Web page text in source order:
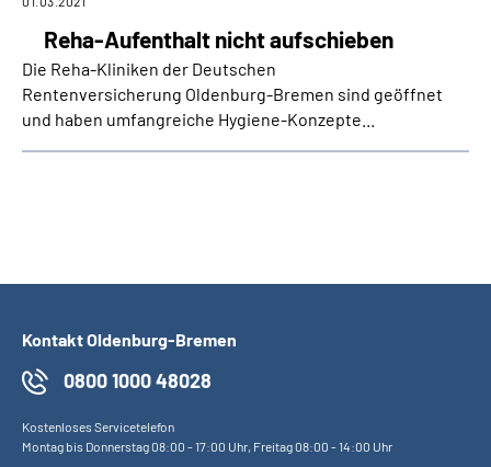
Reha-Aufenthalt nicht aufschieben
Die Reha-Kliniken der Deutschen
Rentenversicherung Oldenburg-Bremen sind geöffnet
und haben umfangreiche Hygiene-Konzepte...
Kontakt Oldenburg-Bremen
0800 1000 48028
Kostenloses Servicetelefon
Montag bis Donnerstag 08:00 - 17:00 Uhr, Freitag 08:00 - 14:00 Uhr